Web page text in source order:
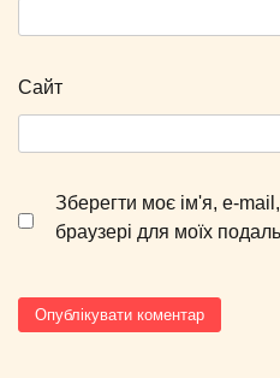
Сайт
Зберегти моє ім'я, e-
браузері для моїх